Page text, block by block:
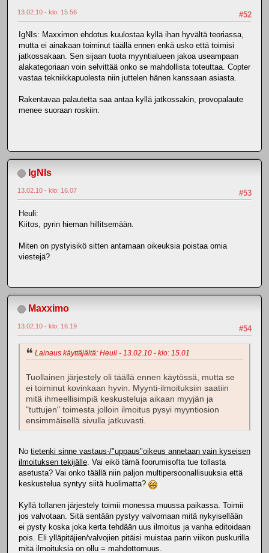
#52
13.02.10 - klo: 15.56
IgNIs: Maxximon ehdotus kuulostaa kyllä ihan hyvältä teoriassa,
mutta ei ainakaan toiminut täällä ennen enkä usko että toimisi
jatkossakaan. Sen sijaan tuota myyntialueen jakoa useampaan
alakategoriaan voin selvittää onko se mahdollista toteuttaa. Copter
vastaa tekniikkapuolesta niin juttelen hänen kanssaan asiasta.
Rakentavaa palautetta saa antaa kyllä jatkossakin, provopalaute
menee suoraan roskiin.
IgNIs
#53
13.02.10 - klo: 16.07
Heuli:
Kiitos, pyrin hieman hillitsemään.
Miten on pystyisikö sitten antamaan oikeuksia poistaa omia
viestejä?
Maxximo
#54
13.02.10 - klo: 16.19
Lainaus käyttäjältä: Heuli - 13.02.10 - klo: 15.01
Tuollainen järjestely oli täällä ennen käytössä, mutta se
ei toiminut kovinkaan hyvin. Myynti-ilmoituksiin saatiin
mitä ihmeellisimpiä keskusteluja aikaan myyjän ja
"tuttujen" toimesta jolloin ilmoitus pysyi myyntiosion
ensimmäisellä sivulla jatkuvasti.
No tietenki sinne vastaus-/"uppaus"oikeus annetaan vain kyseisen
ilmoituksen tekijälle. Vai eikö tämä foorumisofta tue tollasta
asetusta? Vai onko täällä niin paljon multipersoonallisuuksia että
keskustelua syntyy siitä huolimatta?
Kyllä tollanen järjestely toimii monessa muussa paikassa. Toimii
jos valvotaan. Sitä sentään pystyy valvomaan mitä nykyisellään
ei pysty koska joka kerta tehdään uus ilmoitus ja vanha editoidaan
pois. Eli ylläpitäjien/valvojien pitäisi muistaa parin viikon puskurilla
mitä ilmoituksia on ollu = mahdottomuus.